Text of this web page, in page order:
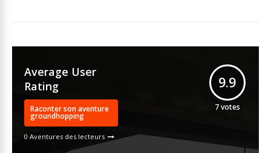
Average User
Rating
Raconter son aventure
groundhopping
0 Aventures des lecteurs
9.9
7votes